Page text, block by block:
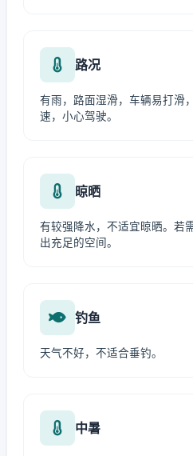
路况
有雨，路面湿滑，车辆易打滑
速，小心驾驶。
晾晒
有较强降水，不适宜晾晒。若
出充足的空间。
钓鱼
天气不好，不适合垂钓。
中暑